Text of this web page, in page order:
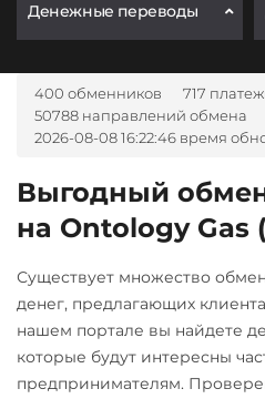
Денежные переводы
400 обменников
717
50788 направлений обмена
2026-08-08 16:22:46 время
Выгодный обмен
на Ontology Gas
Существует множество
денег, предлагающих
нашем портале вы найдете
которые будут интересны
предпринимателям.